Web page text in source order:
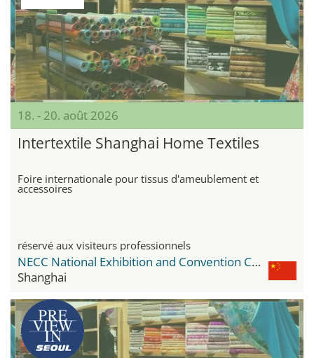
18. - 20. août 2026
Intertextile Shanghai Home Textiles
Foire internationale pour tissus d'ameublement et
accessoires
réservé aux visiteurs professionnels
NECC National Exhibition and Convention Center
Shanghai